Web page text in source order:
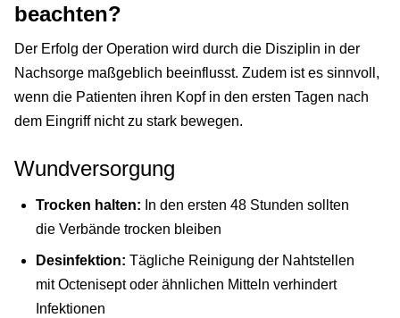
beachten?
Der Erfolg der Operation wird durch die Disziplin in der
Nachsorge maßgeblich beeinflusst. Zudem ist es sinnvoll,
wenn die Patienten ihren Kopf in den ersten Tagen nach
dem Eingriff nicht zu stark bewegen.
Wundversorgung
Trocken halten: In den ersten 48 Stunden sollten
die Verbände trocken bleiben
Desinfektion: Tägliche Reinigung der Nahtstellen
mit Octenisept oder ähnlichen Mitteln verhindert
Infektionen